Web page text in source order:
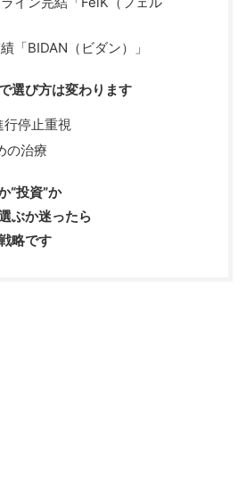
「BIDAN（ビダン）」
選び方は変わります
停止重視
の治療
“投資”か
ぶか迷ったら
略です